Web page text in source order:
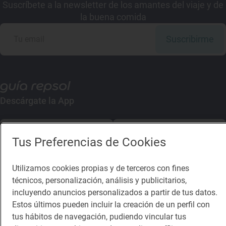
Suscríbete a la newsletter de los amantes del viaje y de
la buena comida
Descárgate la App
Comer
Viajar
Contacto
Sala de prensa
Canal de ética
Tus Preferencias de Cookies
Utilizamos cookies propias y de terceros con fines
técnicos, personalización, análisis y publicitarios,
incluyendo anuncios personalizados a partir de tus datos.
Estos últimos pueden incluir la creación de un perfil con
tus hábitos de navegación, pudiendo vincular tus